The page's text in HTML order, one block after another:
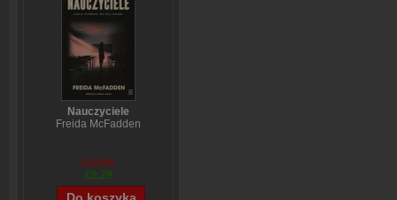
Nauczyciele
Freida McFadden
£10,85
£8,29